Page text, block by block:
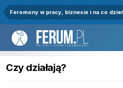
Feromony w pracy, biznesie i na co
Czy działają?